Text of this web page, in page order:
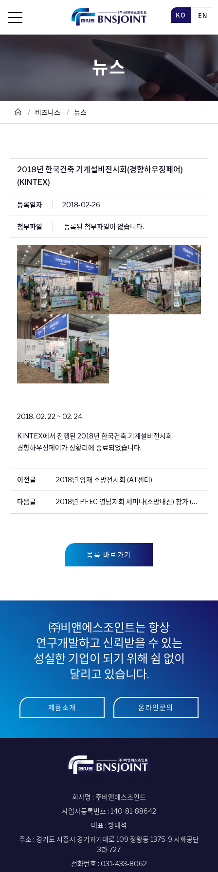
KO EN
뉴스
비즈니스 뉴스
2018년 한국건축 기계설비전시회(경향하우징페어)
(KINTEX)
등록일자 2018-02-26
첨부파일 등록된 첨부파일이 없습니다.
2018. 02. 22 ~ 02. 24.
KINTEX에서 진행된 2018년 한국건축 기계설비전시회
경향하우징페어가 성황리에 종료되었습니다.
이전글 2018년 양재 소방전시회 (AT센터)
다음글 2018년 PFEC 영남지회 세미나(소방내진) 참가 (경주시 켄싱턴리조트)
목록 바로가기
㈜비앤에스조인트는 항상
연구개발하고 신뢰받을 수 있는
성실한 기업이 되기 위해 쉼 없이
달리고 있습니다.
제품소개 온라인문의
회사명 : 주비앤에스조인트
사업자등록번호 : 140-81-88642
대표 : 방대석
주소 : 경기도 시흥시 경기과기대로 109 정왕동 1375-9 시화공단
3라 727
전화번호 : 031-433-8062